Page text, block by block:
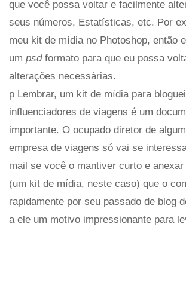
que você possa voltar e facilmente
seus números, Estatísticas, etc. Por
meu kit de mídia no Photoshop, então
um psd formato para que eu possa
alterações necessárias.
p Lembrar, um kit de mídia para
influenciadores de viagens é um
importante. O ocupado diretor de
empresa de viagens só vai se
mail se você o mantiver curto e
(um kit de mídia, neste caso) que o
rapidamente por seu passado de blog
a ele um motivo impressionante para